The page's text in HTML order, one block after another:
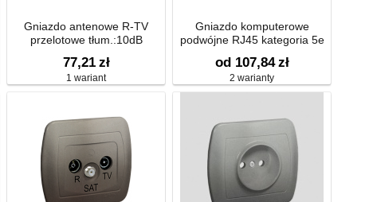
Gniazdo antenowe R-TV
przelotowe tłum.:10dB
77,21 zł
1 wariant
Gniazdo komputerowe
podwójne RJ45 kategoria 5e
od 107,84 zł
2 warianty